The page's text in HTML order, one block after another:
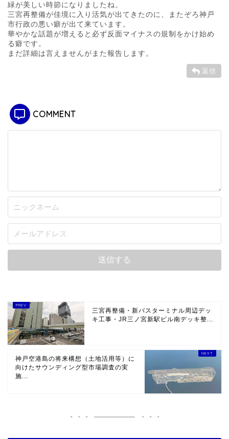
緑が美しい時節になりましたね。
三宮再整備が佳境に入り活気が出てきたのに、またぞろ神戸
市行政の悪い癖が出て来ています。
華やかな話題が増えると必ず反面マイナスの規制をかけ始め
る癖です。
まだ詳細は言えませんがまた報告します。
返信
COMMENT
三宮再整備・新バスターミナル周辺デッ
キ工事・JR三ノ宮新駅ビル南デッキ整...
神戸空港島の将来構想（土地活用等）に
向けたサウンディング型市場調査の実
施...